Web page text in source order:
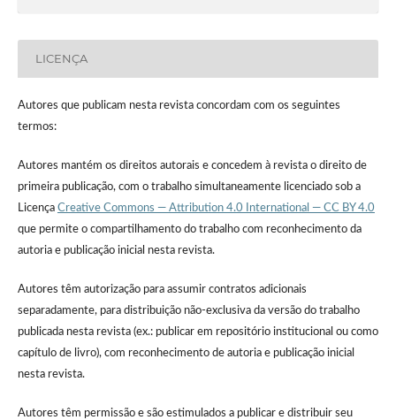
LICENÇA
Autores que publicam nesta revista concordam com os seguintes
termos:
Autores mantém os direitos autorais e concedem à revista o direito de
primeira publicação, com o trabalho simultaneamente licenciado sob a
Licença Creative Commons — Attribution 4.0 International — CC BY 4.0
que permite o compartilhamento do trabalho com reconhecimento da
autoria e publicação inicial nesta revista.
Autores têm autorização para assumir contratos adicionais
separadamente, para distribuição não-exclusiva da versão do trabalho
publicada nesta revista (ex.: publicar em repositório institucional ou como
capítulo de livro), com reconhecimento de autoria e publicação inicial
nesta revista.
Autores têm permissão e são estimulados a publicar e distribuir seu